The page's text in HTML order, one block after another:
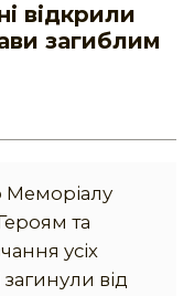
відкрили
загиблим
Меморіалу
та
усіх
загинули від